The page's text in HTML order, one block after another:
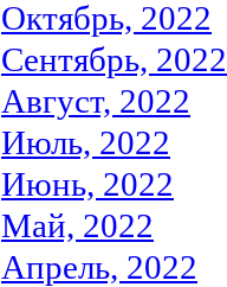
Октябрь, 2022
Сентябрь, 2022
Август, 2022
Июль, 2022
Июнь, 2022
Май, 2022
Апрель, 2022